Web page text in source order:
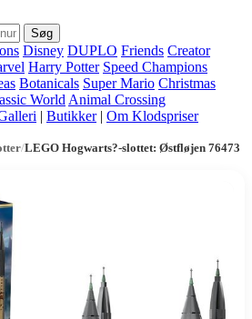
Søg
Disney DUPLO Friends Creator
Harry Potter Speed Champions
Botanicals Super Mario Christmas
World Animal Crossing
| Butikker | Om Klodspriser
/LEGO Hogwarts?-slottet: Østfløjen 76473